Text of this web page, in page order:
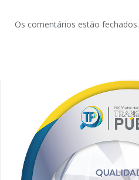
Os comentários estão fechados.